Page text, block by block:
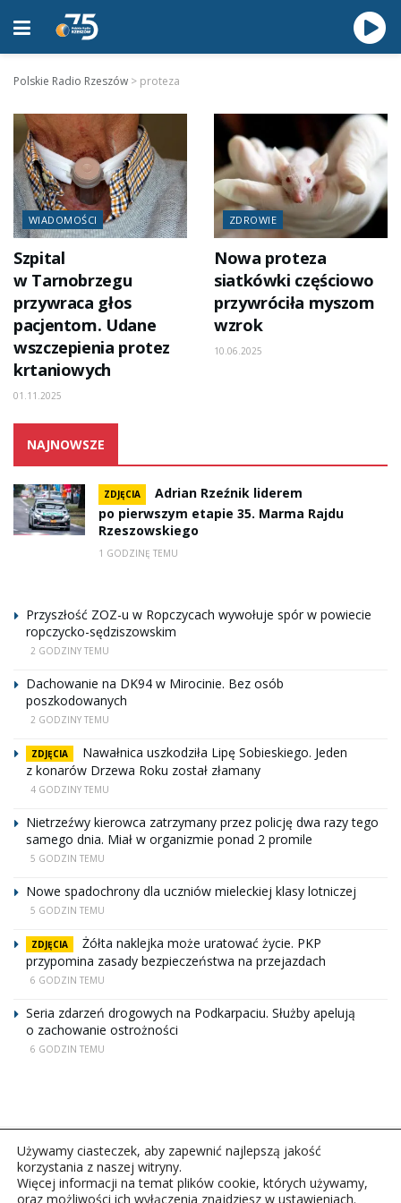
Polskie Radio Rzeszów > proteza
WIADOMOŚCI
Szpital
w Tarnobrzegu
przywraca głos
pacjentom. Udane
wszczepienia protez
krtaniowych
01.11.2025
ZDROWIE
Nowa proteza
siatkówki częściowo
przywróciła myszom
wzrok
10.06.2025
NAJNOWSZE
ZDJĘCIA
Adrian Rzeźnik liderem
po pierwszym etapie 35. Marma Rajdu
Rzeszowskiego
1 GODZINĘ TEMU
Przyszłość ZOZ-u w Ropczycach wywołuje spór w powiecie
ropczycko-sędziszowskim
2 GODZINY TEMU
Dachowanie na DK94 w Mirocinie. Bez osób
poszkodowanych
2 GODZINY TEMU
ZDJĘCIA
Nawałnica uszkodziła Lipę Sobieskiego. Jeden
z konarów Drzewa Roku został złamany
4 GODZINY TEMU
Nietrzeźwy kierowca zatrzymany przez policję dwa razy tego
samego dnia. Miał w organizmie ponad 2 promile
5 GODZIN TEMU
Nowe spadochrony dla uczniów mieleckiej klasy lotniczej
5 GODZIN TEMU
ZDJĘCIA
Żółta naklejka może uratować życie. PKP
przypomina zasady bezpieczeństwa na przejazdach
6 GODZIN TEMU
Seria zdarzeń drogowych na Podkarpaciu. Służby apelują
o zachowanie ostrożności
6 GODZIN TEMU
Używamy ciasteczek, aby zapewnić najlepszą jakość
korzystania z naszej witryny.
Więcej informacji na temat plików cookie, których używamy,
oraz możliwości ich wyłączenia znajdziesz w ustawieniach.